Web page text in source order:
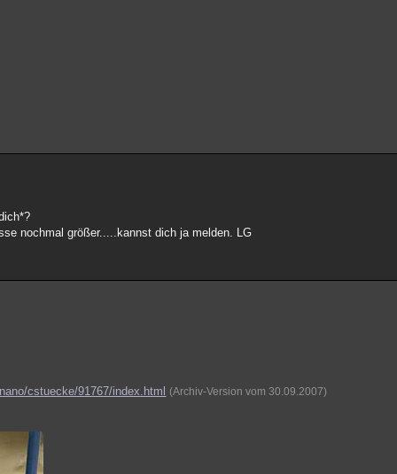
nochmal größer.....kannst dich ja melden. LG
cstuecke/91767/index.html (Archiv-Version vom 30.09.2007)